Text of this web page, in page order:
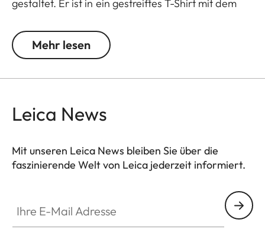
gestaltet. Er ist in ein gestreiftes T-Shirt mit dem
Bär eine Miniaturkamera, die ihn zu einem
liebenswerten und interaktiven Begleiter macht.
Mehr lesen
Leica News
Mit unseren Leica News bleiben Sie über die
faszinierende Welt von Leica jederzeit informiert.